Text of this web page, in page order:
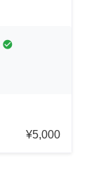
check_circle
¥5,000